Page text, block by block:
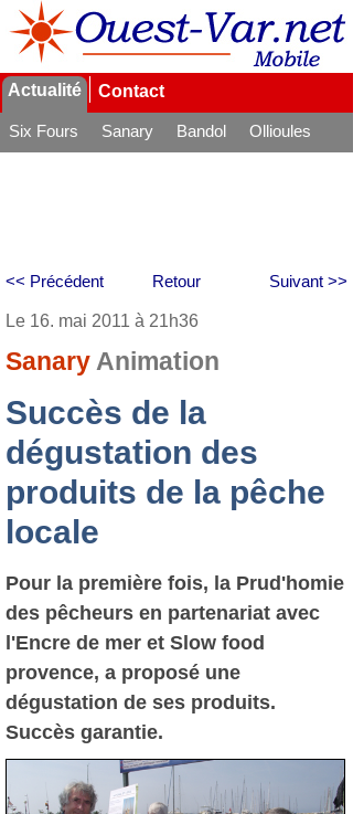
Actualité Contact
Six Fours Sanary Bandol
Ollioules
Retour
<< Précédent Suivant >>
Le 16. mai 2011 à 21h36
Sanary Animation
Succès de la
dégustation des
produits de la pêche
locale
Pour la première fois, la Prud'homie
des pêcheurs en partenariat avec
l'Encre de mer et Slow food
provence, a proposé une
dégustation de ses produits.
Succès garantie.